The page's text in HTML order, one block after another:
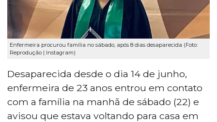
Enfermeira procurou família no sábado, após 8 dias desaparecida (Foto:
Reprodução | Instagram)
Desaparecida desde o dia 14 de junho,
enfermeira de 23 anos entrou em contato
com a família na manhã de sábado (22) e
avisou que estava voltando para casa em